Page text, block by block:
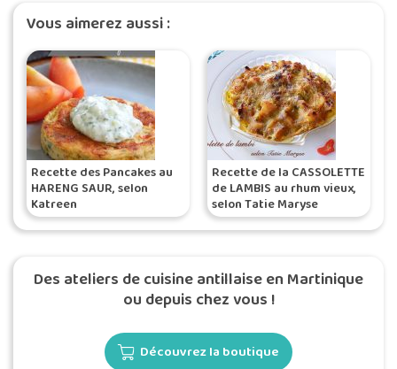
Vous aimerez aussi :
Recette des Pancakes au
HARENG SAUR, selon
Katreen
Recette de la CASSOLETTE
de LAMBIS au rhum vieux,
selon Tatie Maryse
Des ateliers de cuisine antillaise en Martinique
ou depuis chez vous !
Découvrez la boutique